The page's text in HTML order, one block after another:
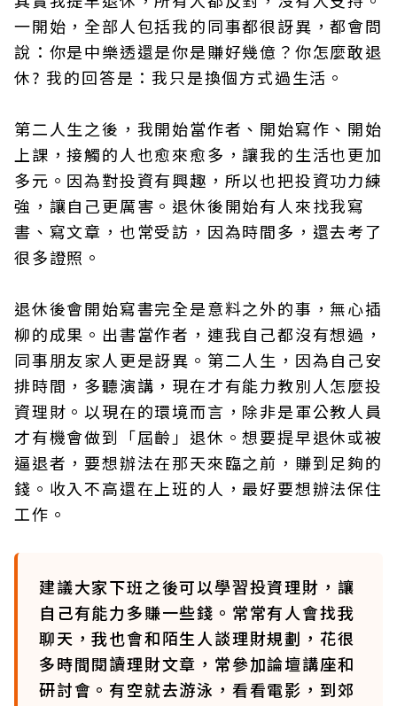
一開始，全部人包括我的同事都很訝異，都會問
說：你是中樂透還是你是賺好幾億？你怎麼敢退
休? 我的回答是：我只是換個方式過生活。
第二人生之後，我開始當作者、開始寫作、開始
上課，接觸的人也愈來愈多，讓我的生活也更加
多元。因為對投資有興趣，所以也把投資功力練
強，讓自己更厲害。退休後開始有人來找我寫
書、寫文章，也常受訪，因為時間多，還去考了
很多證照。
退休後會開始寫書完全是意料之外的事，無心插
柳的成果。出書當作者，連我自己都沒有想過，
同事朋友家人更是訝異。第二人生，因為自己安
排時間，多聽演講，現在才有能力教別人怎麼投
資理財。以現在的環境而言，除非是軍公教人員
才有機會做到「屆齡」退休。想要提早退休或被
逼退者，要想辦法在那天來臨之前，賺到足夠的
錢。收入不高還在上班的人，最好要想辦法保住
工作。
建議大家下班之後可以學習投資理財，讓
自己有能力多賺一些錢。常常有人會找我
聊天，我也會和陌生人談理財規劃，花很
多時間閱讀理財文章，常參加論壇講座和
研討會。有空就去游泳，看看電影，到郊